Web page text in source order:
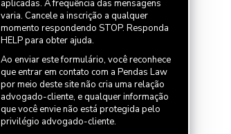
aplicadas. A frequência das mensagens
varia. Cancele a inscrição a qualquer
momento respondendo STOP. Responda
HELP para obter ajuda.
Ao enviar este formulário, você reconhece
que entrar em contato com a Pendas Law
por meio deste site não cria uma relação
advogado-cliente, e qualquer informação
que você envie não está protegida pelo
privilégio advogado-cliente.